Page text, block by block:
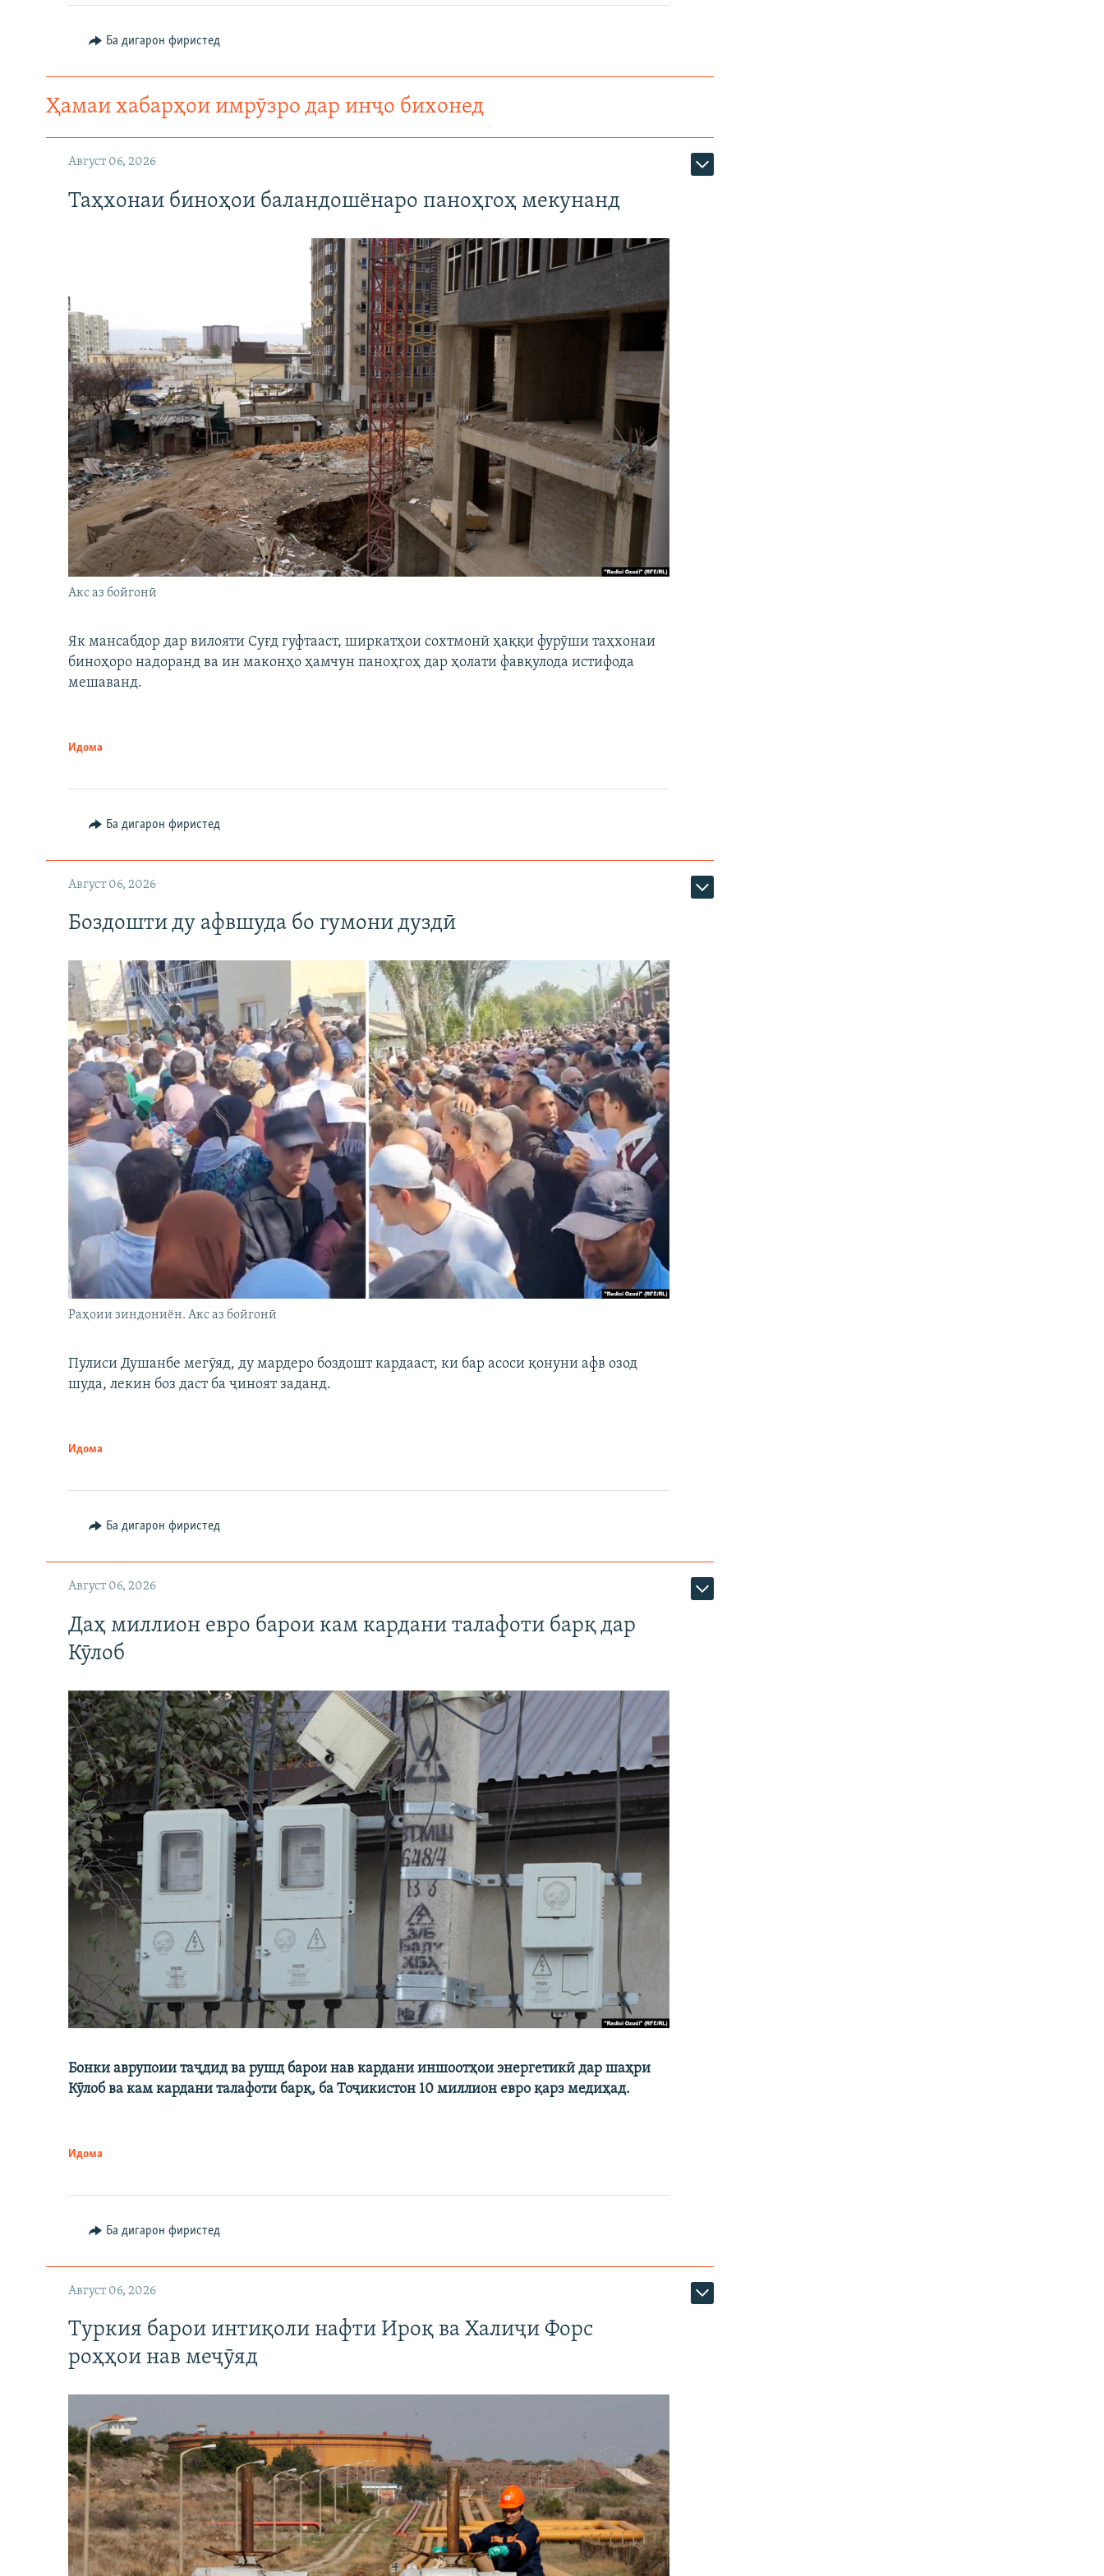
Ба дигарон фиристед
Ҳамаи хабарҳои имрӯзро дар инҷо бихонед
Август 06, 2026
Таҳхонаи биноҳои баландошёнаро паноҳгоҳ мекунанд
Акс аз бойгонӣ
Як мансабдор дар вилояти Суғд гуфтааст, ширкатҳои сохтмонӣ ҳаққи фурӯши таҳхонаи
биноҳоро надоранд ва ин маконҳо ҳамчун паноҳгоҳ дар ҳолати фавқулода истифода
мешаванд.
Идома
Ба дигарон фиристед
Август 06, 2026
Боздошти ду афвшуда бо гумони дуздӣ
Раҳоии зиндониён. Акс аз бойгонӣ
Пулиси Душанбе мегӯяд, ду мардеро боздошт кардааст, ки бар асоси қонуни афв озод
шуда, лекин боз даст ба ҷиноят заданд.
Идома
Ба дигарон фиристед
Август 06, 2026
Даҳ миллион евро барои кам кардани талафоти барқ дар
Кӯлоб
Бонки аврупоии таҷдид ва рушд барои нав кардани иншоотҳои энергетикӣ дар шаҳри
Кӯлоб ва кам кардани талафоти барқ, ба Тоҷикистон 10 миллион евро қарз медиҳад.
Идома
Ба дигарон фиристед
Август 06, 2026
Туркия барои интиқоли нафти Ироқ ва Халиҷи Форс
роҳҳои нав меҷӯяд